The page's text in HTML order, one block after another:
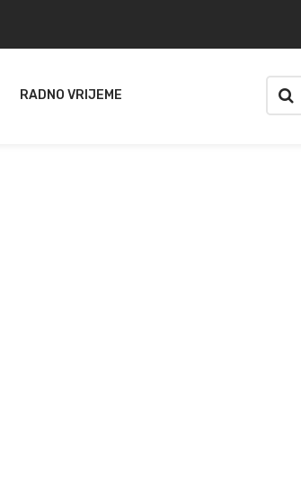
RADNO VRIJEME